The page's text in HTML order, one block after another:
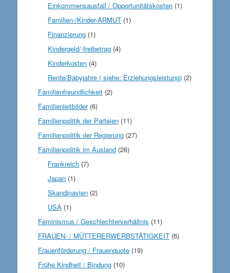
Einkommensausfall / Opportunitätskosten (1)
Familien-/Kinder-ARMUT (1)
Finanzierung (1)
Kindergeld/-freibetrag (4)
Kinderkosten (4)
Rente/Babyjahre ( siehe: Erziehungsleistung) (2)
Familienfreundlichkeit(2)
Familienleitbilder(6)
Familienpolitik der Parteien(11)
Familienpolitik der Regierung(27)
Familienpolitik im Ausland(26)
Frankreich (7)
Japan (1)
Skandinavien (2)
USA (1)
Feminismus / Geschlechterverhältnis (11)
FRAUEN- / MÜTTERERWERBSTÄTIGKEIT(6)
Frauenförderung / Frauenquote(19)
Frühe Kindheit / Bindung(10)